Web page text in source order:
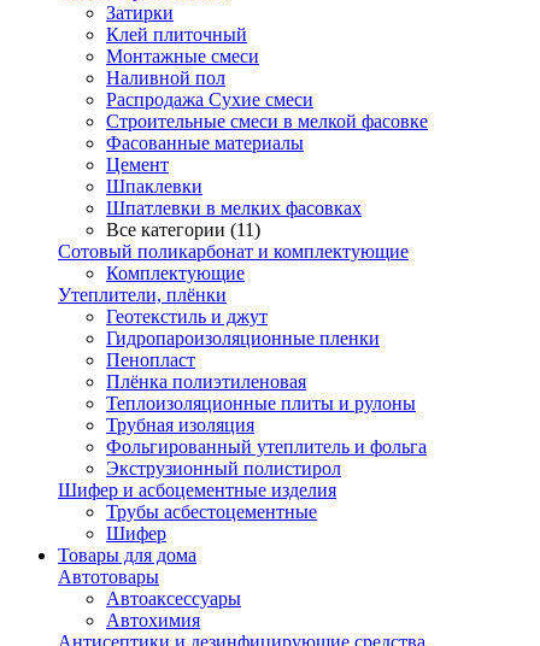
Затирки
Клей плиточный
Монтажные смеси
Наливной пол
Распродажа Сухие смеси
Строительные смеси в мелкой фасовке
Фасованные материалы
Цемент
Шпаклевки
Шпатлевки в мелких фасовках
Все категории (11)
Сотовый поликарбонат и комплектующие
Комплектующие
Утеплители, плёнки
Геотекстиль и джут
Гидропароизоляционные пленки
Пенопласт
Плёнка полиэтиленовая
Теплоизоляционные плиты и рулоны
Трубная изоляция
Фольгированный утеплитель и фольга
Экструзионный полистирол
Шифер и асбоцементные изделия
Трубы асбестоцементные
Шифер
Товары для дома
Автотовары
Автоаксессуары
Автохимия
Антисептики и дезинфицирующие средства